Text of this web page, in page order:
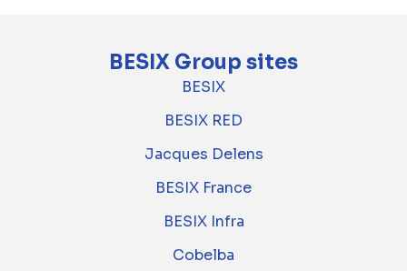
BESIX Group sites
BESIX
BESIX RED
Jacques Delens
BESIX France
BESIX Infra
Cobelba